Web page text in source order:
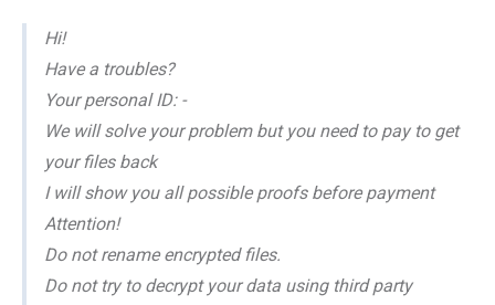
Hi!
Have a troubles?
Your personal ID: -
We will solve your problem but you need to pay to get
your files back
I will show you all possible proofs before payment
Attention!
Do not rename encrypted files.
Do not try to decrypt your data using third party